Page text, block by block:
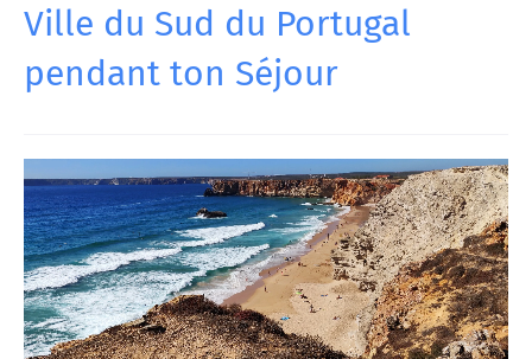
Ville du Sud du Portugal
pendant ton Séjour